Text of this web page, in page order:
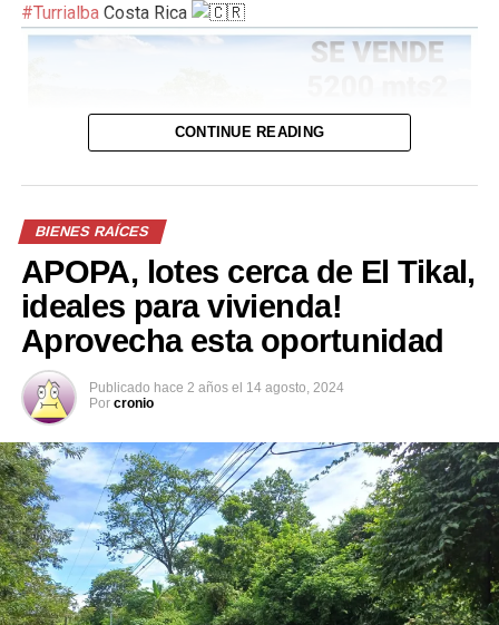
RELATED TOPICS:
ALQUILER – Bodega en Barrio Lourdes, San Salvador
#TurrialbaCosta Rica
CONTINUE READING
BIENES RAÍCES
APOPA, lotes cerca de El Tikal,
ideales para vivienda!
Aprovecha esta oportunidad
Publicado hace 2 años el 14 agosto, 2024
Por cronio